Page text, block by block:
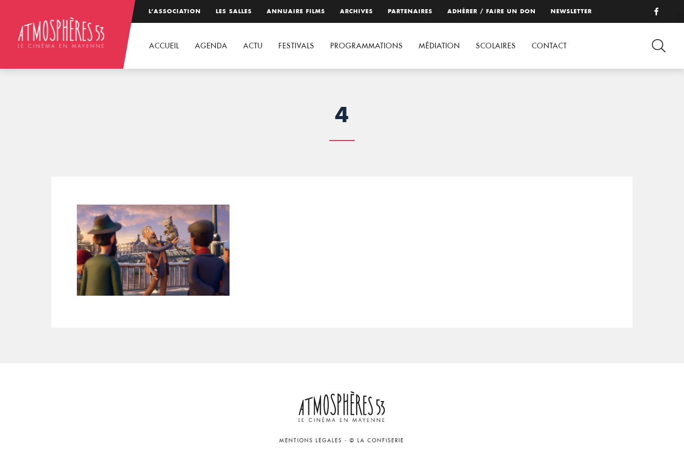
L’ASSOCIATION LES SALLES ANNUAIRE FILMS ARCHIVES PARTENAIRES ADHÉRER / FAIRE UN DON NEWSLETTER
ACCUEIL AGENDA ACTU FESTIVALS PROGRAMMATIONS MÉDIATION SCOLAIRES CONTACT
4
MENTIONS LÉGALES -© LA CONFISERIE